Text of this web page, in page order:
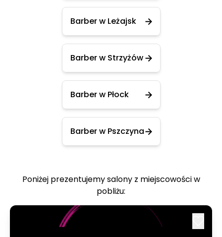
Barber w Leżajsk
Barber w Strzyżów
Barber w Płock
Barber w Pszczyna
Poniżej prezentujemy salony z miejscowości w
pobliżu: